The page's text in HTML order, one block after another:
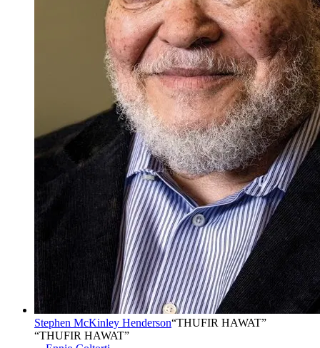
Stephen McKinley Henderson“THUFIR HAWAT”
“THUFIR HAWAT”